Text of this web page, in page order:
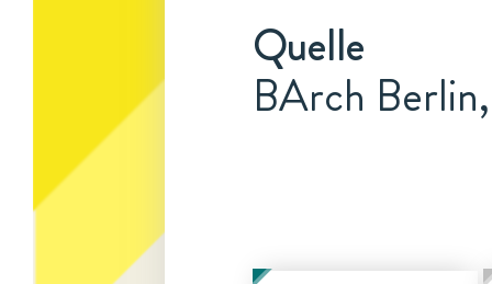
Quelle
BArch